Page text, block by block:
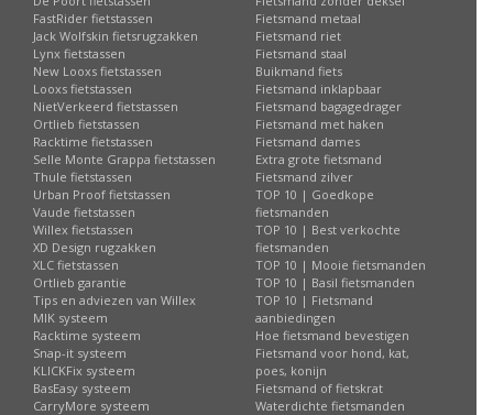
FastRider fietstassen
Jack Wolfskin fietsrugzakken
Lynx fietstassen
New Looxs fietstassen
Looxs fietstassen
NietVerkeerd fietstassen
Ortlieb fietstassen
Racktime fietstassen
Selle Monte Grappa fietstassen
Thule fietstassen
Urban Proof fietstassen
Vaude fietstassen
Willex fietstassen
XD Design rugzakken
XLC fietstassen
Ortlieb garantie
Tips en adviezen van Willex
MIK systeem
Racktime systeem
Snap-it systeem
KLICKFix systeem
BasEasy systeem
CarryMore systeem
Fietsmand metaal
Fietsmand riet
Fietsmand staal
Buikmand fiets
Fietsmand inklapbaar
Fietsmand bagagedrager
Fietsmand met haken
Fietsmand dames
Extra grote fietsmand
Fietsmand zilver
TOP 10 | Goedkope
fietsmanden
TOP 10 | Best verkochte
fietsmanden
TOP 10 | Mooie fietsmanden
TOP 10 | Basil fietsmanden
TOP 10 | Fietsmand
aanbiedingen
Hoe fietsmand bevestigen
Fietsmand voor hond, kat,
poes, konijn
Fietsmand of fietskrat
Waterdichte fietsmanden